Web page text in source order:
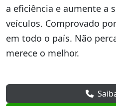
a eficiência e aumente a
veículos. Comprovado
em todo o país. Não
merece o melhor.